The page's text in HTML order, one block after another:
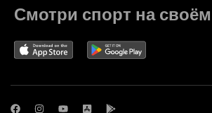
Смотри спорт на